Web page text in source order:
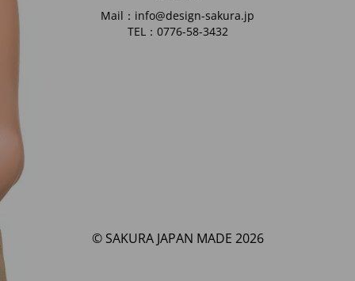
Mail：info@design-sakura.jp
TEL：0776-58-3432
© SAKURA JAPAN MADE 2026